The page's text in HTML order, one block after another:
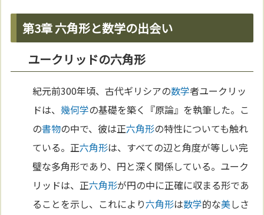
第3章 六角形と数学の出会い
ユークリッドの六角形
紀元前300年頃、古代ギリシアの数学者ユークリッ
ドは、幾何学の基礎を築く『原論』を執筆した。こ
の書物の中で、彼は正六角形の特性についても触れ
ている。正六角形は、すべての辺と角度が等しい完
璧な多角形であり、円と深く関係している。ユーク
リッドは、正六角形が円の中に正確に収まる形であ
ることを示し、これにより六角形は数学的な美しさ